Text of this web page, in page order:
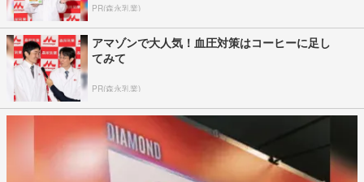
PR(森永乳業)
アマゾンで大人気！血圧対策はコーヒーに足し
てみて
PR(森永乳業)